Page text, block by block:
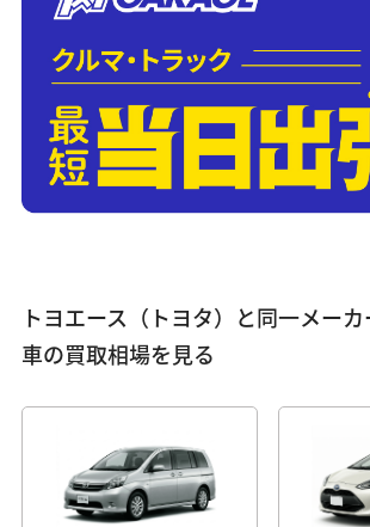
トヨエース（トヨタ）と同一メー
車の買取相場を見る